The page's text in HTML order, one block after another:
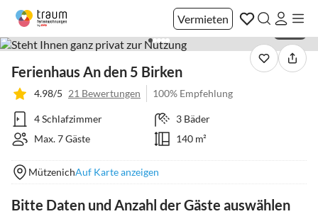
Vermieten
Ferienhaus An den 5 Birken
4.98/5 21 Bewertungen 100% Empfehlung
4 Schlafzimmer
3 Bäder
Max. 7 Gäste
140 m²
MützenichAuf Karte anzeigen
Bitte Daten und Anzahl der Gäste auswählen